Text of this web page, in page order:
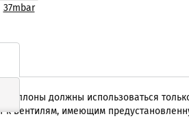
баллоны должны использоваться
к вентилям, имеющим